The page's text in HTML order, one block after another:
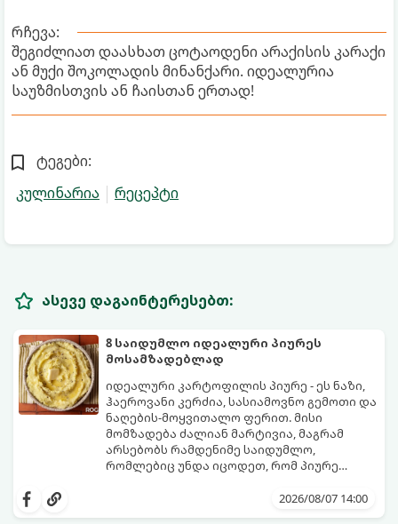
რჩევა:
შეგიძლიათ დაასხათ ცოტაოდენი არაქისის კარაქი
ან მუქი შოკოლადის მინანქარი. იდეალურია
საუზმისთვის ან ჩაისთან ერთად!
ტეგები:
კულინარია
რეცეპტი
ასევე დაგაინტერესებთ:
8 საიდუმლო იდეალური პიურეს
მოსამზადებლად
იდეალური კარტოფილის პიურე - ეს ნაზი,
ჰაეროვანი კერძია, სასიამოვნო გემოთი და
ნაღების-მოყვითალო ფერით. მისი
მომზადება ძალიან მარტივია, მაგრამ
არსებობს რამდენიმე საიდუმლო,
რომლებიც უნდა იცოდეთ, რომ პიურე
2026/08/07 14:00